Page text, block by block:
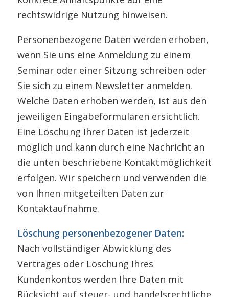
rechtswidrige Nutzung hinweisen.
Personenbezogene Daten werden erhoben,
wenn Sie uns eine Anmeldung zu einem
Seminar oder einer Sitzung schreiben oder
Sie sich zu einem Newsletter anmelden.
Welche Daten erhoben werden, ist aus den
jeweiligen Eingabeformularen ersichtlich.
Eine Löschung Ihrer Daten ist jederzeit
möglich und kann durch eine Nachricht an
die unten beschriebene Kontaktmöglichkeit
erfolgen. Wir speichern und verwenden die
von Ihnen mitgeteilten Daten zur
Kontaktaufnahme.
Löschung personenbezogener Daten:
Nach vollständiger Abwicklung des
Vertrages oder Löschung Ihres
Kundenkontos werden Ihre Daten mit
Rücksicht auf steuer- und handelsrechtliche